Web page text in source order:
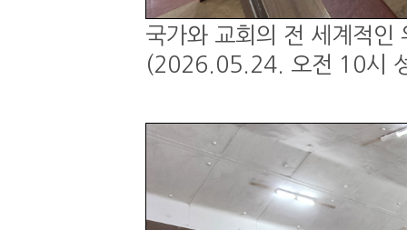
국가와 교회의 전 세계적인
(2026.05.24. 오전 10시